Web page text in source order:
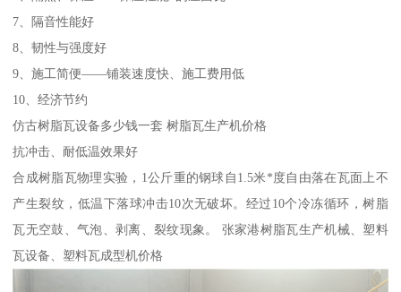
7、隔音性能好
8、韧性与强度好
9、施工简便——铺装速度快、施工费用低
10、经济节约
仿古树脂瓦设备多少钱一套 树脂瓦生产机价格
抗冲击、耐低温效果好
合成树脂瓦物理实验，1公斤重的钢球自1.5米*度自由落在瓦面上不
产生裂纹，低温下落球冲击10次无破坏。经过10个冷冻循环，树脂
瓦无空鼓、气泡、剥离、裂纹现象。 张家港树脂瓦生产机械、塑料
瓦设备、塑料瓦成型机价格